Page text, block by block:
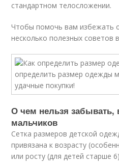
стандартном телосложении.
Чтобы помочь вам избежать
несколько полезных советов
О чем нельзя
мальчиков
Сетка размеров детской
привязана к возрасту
или росту (для детей старше